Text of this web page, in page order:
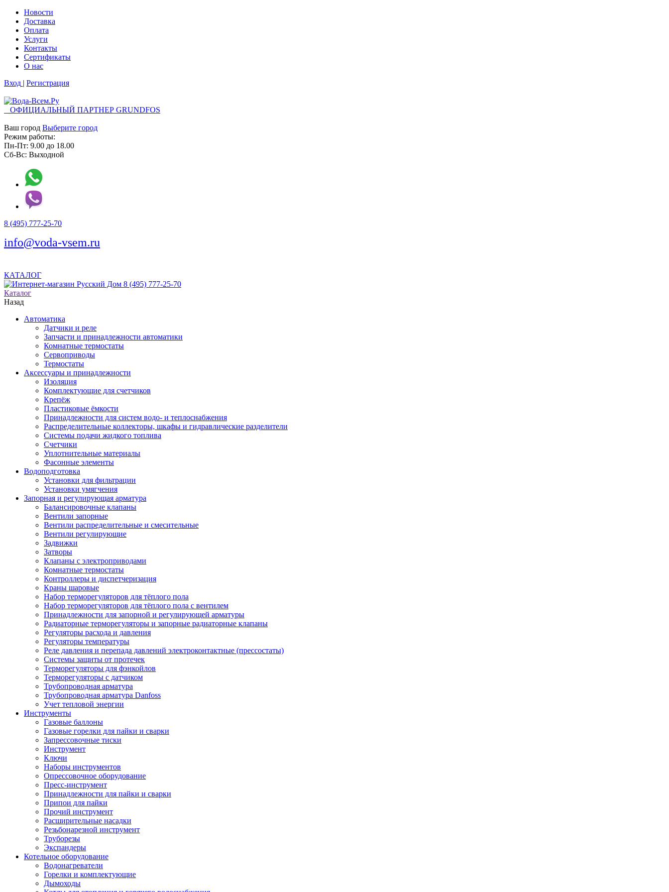
Новости
Доставка
Оплата
Услуги
Контакты
Cертификаты
О нас
Вход | Регистрация
ОФИЦИАЛЬНЫЙ ПАРТНЕР GRUNDFOS
Ваш город Выберите город
Режим работы:
Пн-Пт: 9.00 до 18.00
Сб-Вс: Выходной
8 (495) 777-25-70
info@voda-vsem.ru
КАТАЛОГ
8 (495) 777-25-70
Каталог
Назад
Автоматика
Датчики и реле
Запчасти и принадлежности автоматики
Комнатные термостаты
Сервоприводы
Термостаты
Аксессуары и принадлежности
Изоляция
Комплектующие для счетчиков
Крепёж
Пластиковые ёмкости
Принадлежности для систем водо- и теплоснабжения
Распределительные коллекторы, шкафы и гидравлические разделители
Системы подачи жидкого топлива
Счетчики
Уплотнительные материалы
Фасонные элементы
Водоподготовка
Установки для фильтрации
Установки умягчения
Запорная и регулирующая арматура
Балансировочные клапаны
Вентили запорные
Вентили распределительные и смесительные
Вентили регулирующие
Задвижки
Затворы
Клапаны с электроприводами
Комнатные термостаты
Контроллеры и диспетчеризация
Краны шаровые
Набор терморегуляторов для тёплого пола
Набор терморегуляторов для тёплого пола с вентилем
Принадлежности для запорной и регулирующей арматуры
Радиаторные терморегуляторы и запорные радиаторные клапаны
Регуляторы расхода и давления
Регуляторы температуры
Реле давления и перепада давлений электроконтактные (прессостаты)
Системы защиты от протечек
Терморегуляторы для фэнкойлов
Терморегуляторы с датчиком
Трубопроводная арматура
Трубопроводная арматура Danfoss
Учет тепловой энергии
Инструменты
Газовые баллоны
Газовые горелки для пайки и сварки
Запрессовочные тиски
Инструмент
Ключи
Наборы инструментов
Опрессовочное оборудование
Пресс-инструмент
Принадлежности для пайки и сварки
Припои для пайки
Прочий инструмент
Расширительные насадки
Резьбонарезной инструмент
Труборезы
Экспандеры
Котельное оборудование
Водонагреватели
Горелки и комплектующие
Дымоходы